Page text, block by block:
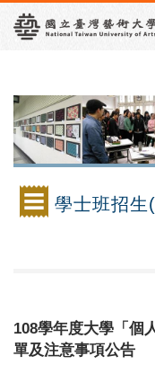
學士班招生
108學年度大學「個
單及注意事項公告